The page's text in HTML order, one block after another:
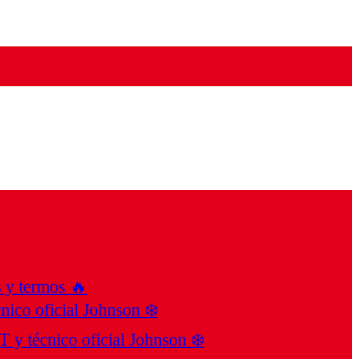
y termos 🔥
oficial Johnson ❄️
y técnico oficial Johnson ❄️